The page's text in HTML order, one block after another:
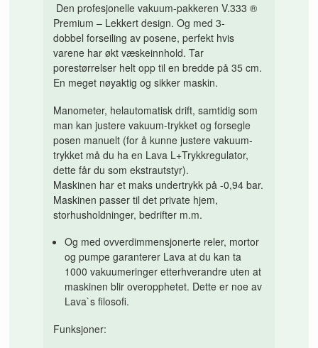
Den profesjonelle vakuum-pakkeren V.333 ®
Premium – Lekkert design. Og med 3-
dobbel forseiling av posene, perfekt hvis
varene har økt væskeinnhold. Tar
porestørrelser helt opp til en bredde på 35 cm.
En meget nøyaktig og sikker maskin.
Manometer, helautomatisk drift, samtidig som
man kan justere vakuum-trykket og forsegle
posen manuelt (for å kunne justere vakuum-
trykket må du ha en Lava L+Trykkregulator,
dette får du som ekstrautstyr).
Maskinen har et maks undertrykk på -0,94 bar.
Maskinen passer til det private hjem,
storhusholdninger, bedrifter m.m.
Og med ovverdimmensjonerte reler, mortor
og pumpe garanterer Lava at du kan ta
1000 vakuumeringer etterhverandre uten at
maskinen blir overopphetet. Dette er noe av
Lava`s filosofi.
Funksjoner: